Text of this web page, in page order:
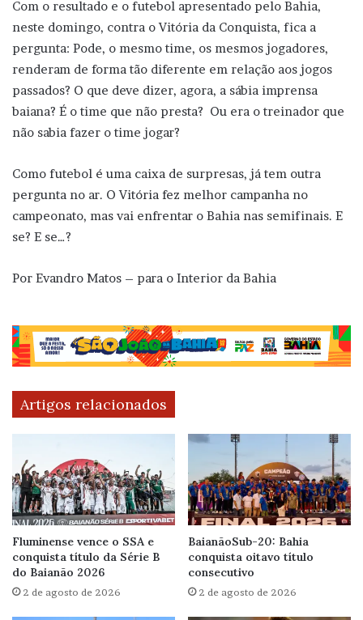
Com o resultado e o futebol apresentado pelo Bahia,
neste domingo, contra o Vitória da Conquista, fica a
pergunta: Pode, o mesmo time, os mesmos jogadores,
renderam de forma tão diferente em relação aos jogos
passados? O que deve dizer, agora, a sábia imprensa
baiana? É o time que não presta? Ou era o treinador que
não sabia fazer o time jogar?
Como futebol é uma caixa de surpresas, já tem outra
pergunta no ar. O Vitória fez melhor campanha no
campeonato, mas vai enfrentar o Bahia nas semifinais. E
se? E se…?
Por Evandro Matos – para o Interior da Bahia
Artigos relacionados
Fluminense vence o SSA e
conquista título da Série B
do Baianão 2026
2 de agosto de 2026
BaianãoSub-20: Bahia
conquista oitavo título
consecutivo
2 de agosto de 2026